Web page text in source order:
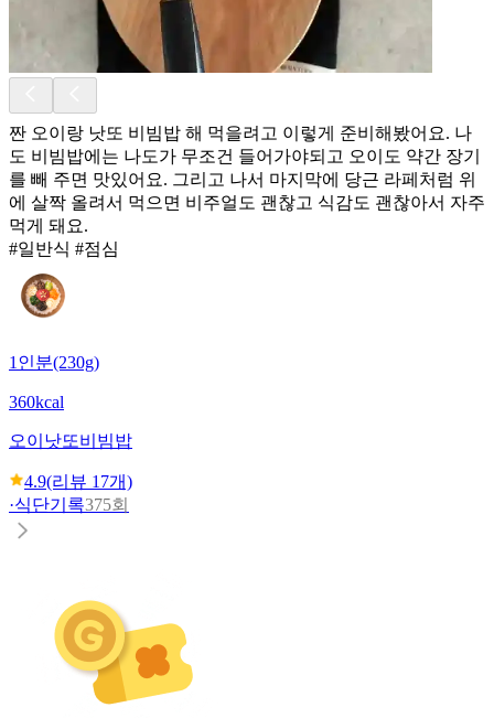
짠 오이랑 낫또 비빔밥 해 먹을려고 이렇게 준비해봤어요. 나
도 비빔밥에는 나도가 무조건 들어가야되고 오이도 약간 장기
를 빼 주면 맛있어요. 그리고 나서 마지막에 당근 라페처럼 위
에 살짝 올려서 먹으면 비주얼도 괜찮고 식감도 괜찮아서 자주
먹게 돼요.
#일반식 #점심
1인분(230g)
360kcal
오이낫또비빔밥
4.9(리뷰 17개)
·식단기록375회